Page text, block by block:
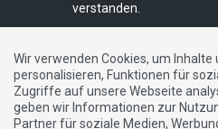
verstanden.
Impressum|
Wir verwenden Cookies, um Inhalte
personalisieren, Funktionen für
Zugriffe auf unsere Webseite
geben wir Informationen zur
Partner für soziale Medien,